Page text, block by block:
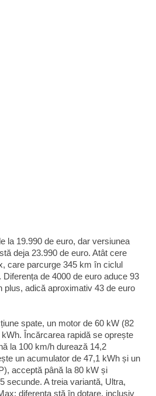
la 19.990 de euro, dar versiunea
deja 23.990 de euro. Atât cere
care parcurge 345 km în ciclul
de 4000 de euro aduce 93
plus, adică aproximativ 43 de euro
spate, un motor de 60 kW (82
Încărcarea rapidă se oprește
la 100 km/h durează 14,2
un acumulator de 47,1 kWh și un
acceptă până la 80 kW și
secunde. A treia variantă, Ultra,
diferența stă în dotare, inclusiv